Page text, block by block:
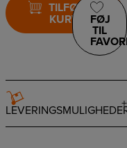
TILFØJ TIL
KURV
FØJ
TIL